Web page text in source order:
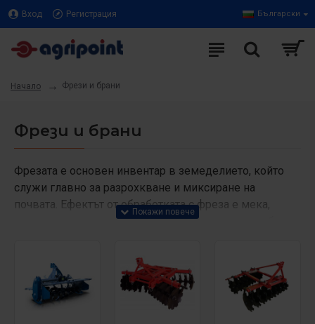
Вход Регистрация Български
Начало Фрези и брани
Фрези и брани
Фрезата е основен инвентар в земеделието, който
служи главно за разрохкване и миксиране на
почвата. Ефектът от обработката с фреза е мека,
аерирана у пулверизирана почва, готова за сеитба.
пасивна, като това се определя от ефекта за
предсеитбена обработка, който желаем да постигнем.